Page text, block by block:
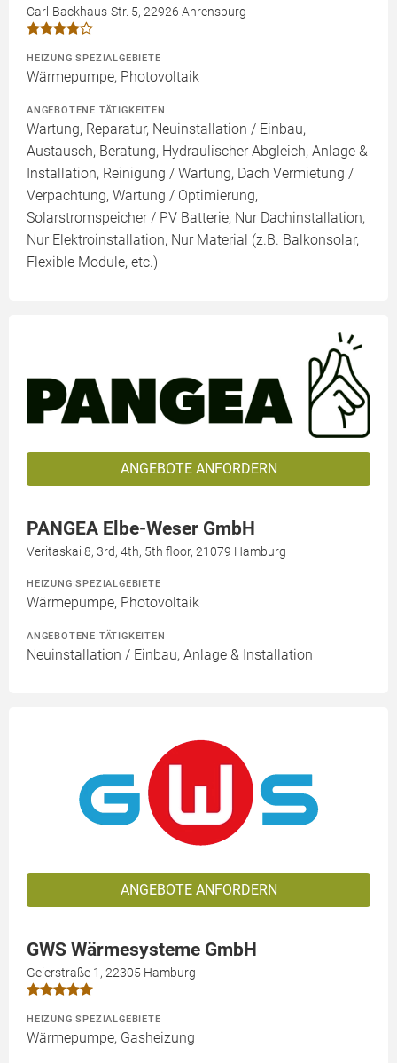
Carl-Backhaus-Str. 5, 22926 Ahrensburg
HEIZUNG SPEZIALGEBIETE
Wärmepumpe, Photovoltaik
ANGEBOTENE TÄTIGKEITEN
Wartung, Reparatur, Neuinstallation / Einbau,
Austausch, Beratung, Hydraulischer Abgleich, Anlage &
Installation, Reinigung / Wartung, Dach Vermietung /
Verpachtung, Wartung / Optimierung,
Solarstromspeicher / PV Batterie, Nur Dachinstallation,
Nur Elektroinstallation, Nur Material (z.B. Balkonsolar,
Flexible Module, etc.)
ANGEBOTE ANFORDERN
PANGEA Elbe-Weser GmbH
Veritaskai 8, 3rd, 4th, 5th floor, 21079 Hamburg
HEIZUNG SPEZIALGEBIETE
Wärmepumpe, Photovoltaik
ANGEBOTENE TÄTIGKEITEN
Neuinstallation / Einbau, Anlage & Installation
ANGEBOTE ANFORDERN
GWS Wärmesysteme GmbH
Geierstraße 1, 22305 Hamburg
HEIZUNG SPEZIALGEBIETE
Wärmepumpe, Gasheizung